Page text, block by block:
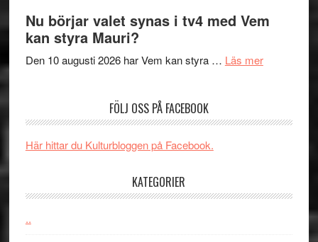
Artipelag
samtal
teater
The
´s
och
Jackie
Nu börjar valet synas i tv4 med Vem
kan styra Mauri?
Den 10 augusti 2026 har Vem kan styra … Läs merom
synas
Vem
FÖLJ OSS PÅ FACEBOOK
Här hittar du Kulturbloggen på Facebook.
KATEGORIER
..